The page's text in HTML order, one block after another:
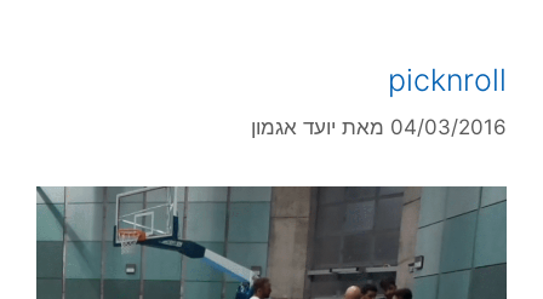
picknroll
04/03/2016 מאת יועד אגמון